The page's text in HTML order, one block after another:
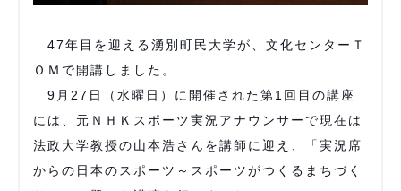
47年目を迎える湧別町民大学が、文化センターＴ
ＯＭで開講しました。
9月27日（水曜日）に開催された第1回目の講座
には、元ＮＨＫスポーツ実況アナウンサーで現在は
法政大学教授の山本浩さんを講師に迎え、「実況席
からの日本のスポーツ～スポーツがつくるまちづく